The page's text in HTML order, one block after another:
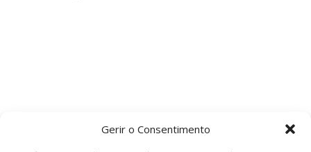
Gerir o Consentimento